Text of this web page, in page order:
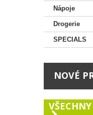
Nápoje
Drogerie
SPECIALS
NOVÉ